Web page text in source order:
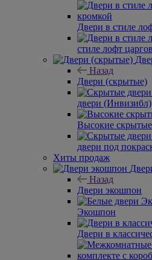
Двери в стиле
стиле лофт
Назад
Двери (скрытые)
двери (Инвизибл)
Высокие
двери под
Хиты продаж
Назад
Двери экошпон
Экошпон
Двери в